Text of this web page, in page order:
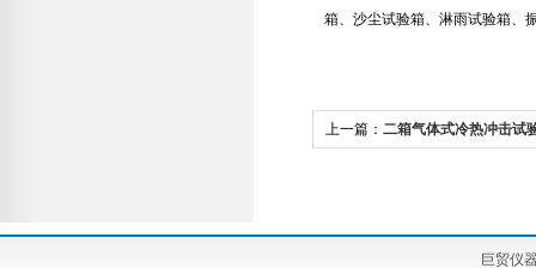
箱、沙尘试验箱、淋雨试验箱、
上一篇： 二箱气体式冷热冲击试
巨贸仪